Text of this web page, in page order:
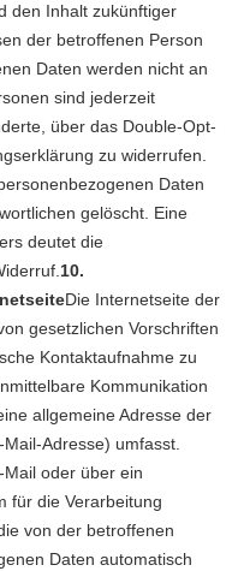
den Inhalt zukünftiger
der betroffenen Person
Daten werden nicht an
sind jederzeit
über das Double-Opt-
zu widerrufen.
Daten
gelöscht. Eine
deutet die
10.
Die Internetseite der
gesetzlichen Vorschriften
Kontaktaufnahme zu
Kommunikation
allgemeine Adresse der
Adresse) umfasst.
oder über ein
für die Verarbeitung
von der betroffenen
Daten automatisch